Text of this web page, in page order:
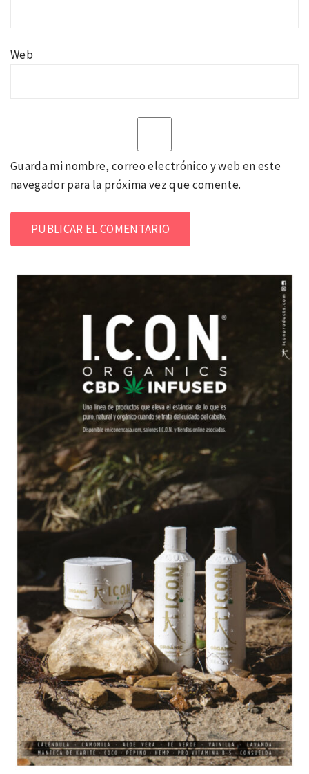
Web
Guarda mi nombre, correo electrónico y web en este
navegador para la próxima vez que comente.